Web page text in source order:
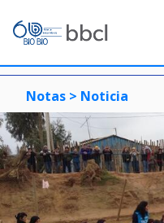
Notas > Noticia